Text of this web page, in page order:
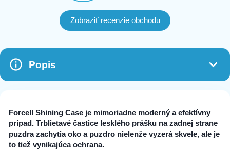
Zobraziť recenzie obchodu
Popis
Forcell Shining Case je mimoriadne moderný a efektívny
prípad. Trblietavé častice lesklého prášku na zadnej strane
puzdra zachytia oko a puzdro nielenže vyzerá skvele, ale je
to tiež vynikajúca ochrana.